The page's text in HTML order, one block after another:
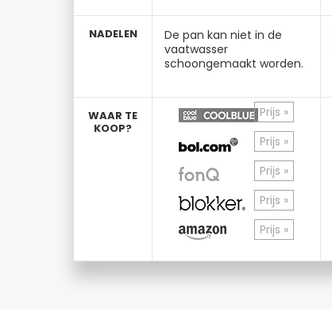
NADELEN
WAAR TE
KOOP?
De pan kan niet in de
vaatwasser
schoongemaakt worden.
Prijs »
Prijs »
Prijs »
Prijs »
Prijs »